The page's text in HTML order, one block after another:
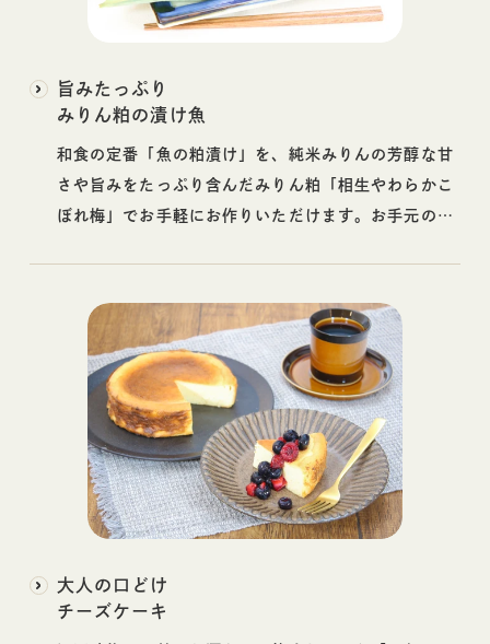
旨みたっぷり
みりん粕の漬け魚
和食の定番「魚の粕漬け」を、純米みりんの芳醇な甘
さや旨みをたっぷり含んだみりん粕「相生やわらかこ
ぼれ梅」でお手軽にお作りいただけます。お手元の味
大人の口どけ
チーズケーキ